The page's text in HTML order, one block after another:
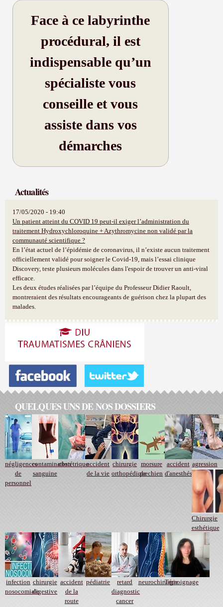
Face à ce labyrinthe
procédural, il est
indispensable qu’un
spécialiste vous
conseille et vous
assiste dans vos
démarches
Actualités
17/05/2020 - 19:40
Un patient atteint du COVID 19 peut-il exiger l’administration du
traitement Hydroxychloroquine + Azythromycine non validé par la
communauté scientifique ?
En l’état actuel de l’épidémie de coronavirus, il n’existe aucun traitement
officiellement validé pour soigner le Covid-19, mais l’essai clinique
Discovery, teste plusieurs molécules dans l'espoir de trouver un anti-viral
efficace.
Les deux études réalisées par l’équipe du Professeur Didier Raoult,
montreraient des résultats encourageants de guérison chez la plupart des
malades.
QUELQUES UNS DE NOS DOSSIERS
négligences
de
personnel
contamination
sanguine
obstétriqueaccident
de la vie
chirurgie
orthopédique
morsure
de chien
accident
d'anesthésie
agression
Chirurgie
esthétique
infection
nosocomiale
chirurgie
digestive
accident
de la
route
pédiatrie
retard
diagnostic
cancer
neurochirurgieTémoignage